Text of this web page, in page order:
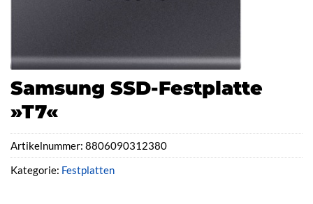
Samsung SSD-Festplatte
»T7«
Artikelnummer: 8806090312380
Kategorie: Festplatten